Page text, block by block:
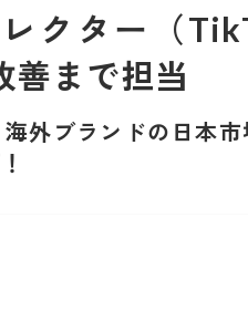
クター（
善まで担当
海外ブランドの日本市